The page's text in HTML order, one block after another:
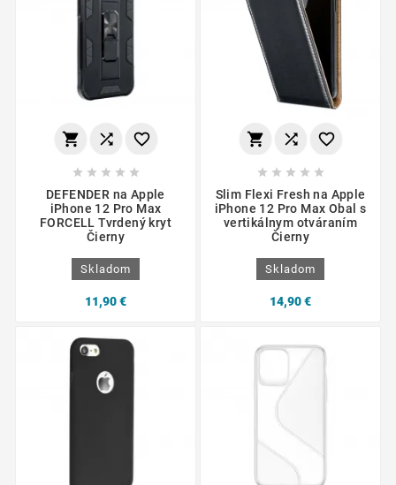
  
    
DEFENDER na Apple
iPhone 12 Pro Max
FORCELL Tvrdený kryt
Čierny
Skladom
11,90 €
  
    
Slim Flexi Fresh na Apple
iPhone 12 Pro Max Obal s
vertikálnym otváraním
Čierny
Skladom
14,90 €